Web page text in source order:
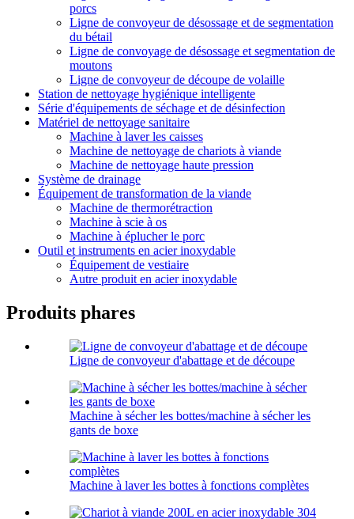
porcs
Ligne de convoyeur de désossage et de segmentation
du bétail
Ligne de convoyage de désossage et segmentation de
moutons
Ligne de convoyeur de découpe de volaille
Station de nettoyage hygiénique intelligente
Série d'équipements de séchage et de désinfection
Matériel de nettoyage sanitaire
Machine à laver les caisses
Machine de nettoyage de chariots à viande
Machine de nettoyage haute pression
Système de drainage
Équipement de transformation de la viande
Machine de thermorétraction
Machine à scie à os
Machine à éplucher le porc
Outil et instruments en acier inoxydable
Équipement de vestiaire
Autre produit en acier inoxydable
Produits phares
Ligne de convoyeur d'abattage et de découpe
Machine à sécher les bottes/machine à sécher les
gants de boxe
Machine à laver les bottes à fonctions complètes